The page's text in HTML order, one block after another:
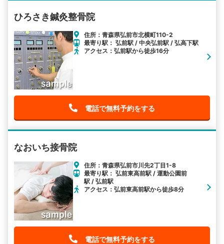
ひろさき鍼灸整骨院
住所：青森県弘前市北横町110-2
最寄り駅： 弘前駅 / 中央弘前駅 / 弘高下駅
アクセス：弘前駅から徒歩16分
電話で無料予約をする
なおいち接骨院
住所：青森県弘前市川先2丁目1-8
最寄り駅： 弘前東高前駅 / 運動公園前
駅 / 弘前駅
アクセス：弘前東高前駅から徒歩8分
電話で無料予約をする